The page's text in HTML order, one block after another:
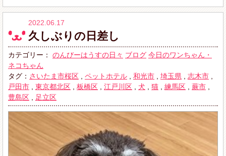
2022.06.17
久しぶりの日差し
カテゴリー： のんびーはうすの日々 ブログ 今日のワンちゃん・
ネコちゃん
タグ： さいたま市桜区 ペットホテル 和光市 埼玉県 志木市
戸田市
東京都北区 板橋区 江戸川区 犬 猫 練馬区 蕨市
豊島区
足立区